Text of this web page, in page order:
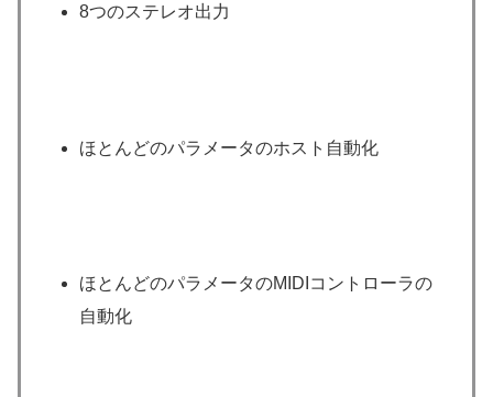
8つのステレオ出力
ほとんどのパラメータのホスト自動化
ほとんどのパラメータのMIDIコントローラの
自動化